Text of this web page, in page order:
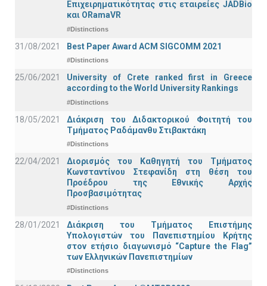
Επιχειρηματικότητας στις εταιρείες JADBio
και ORamaVR
#Distinctions
31/08/2021 Best Paper Award ACM SIGCOMM 2021
#Distinctions
25/06/2021
University of Crete ranked first in Greece
according to the World University Rankings
#Distinctions
18/05/2021
Διάκριση του Διδακτορικού Φοιτητή του
Τμήματος Ραδάμανθυ Στιβακτάκη
#Distinctions
22/04/2021
Διορισμός του Καθηγητή του Τμήματος
Κωνσταντίνου Στεφανίδη στη θέση του
Προέδρου της Εθνικής Αρχής
Προσβασιμότητας
#Distinctions
28/01/2021
Διάκριση του Τμήματος Επιστήμης
Υπολογιστών του Πανεπιστημίου Κρήτης
στον ετήσιο διαγωνισμό “Capture the Flag”
των Ελληνικών Πανεπιστημίων
#Distinctions